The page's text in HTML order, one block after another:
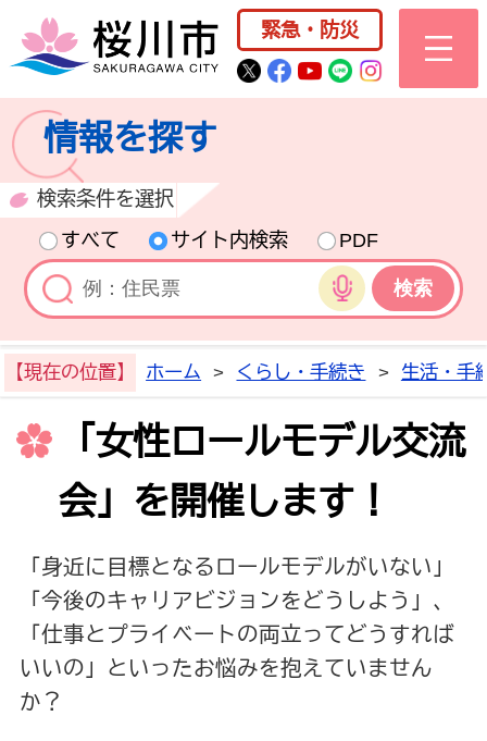
桜川市公式ホー
緊急・防災
桜川市公式Twitter
桜川市公式
桜川市公式
桜川市公式
情報を探す
検索条件を選択
すべて
サイト内検索
PDF
音声検索
【現在の位置】 ホーム > くらし・手続き > 生活・手
「女性ロールモデル交流
会」を開催します！
「身近に目標となるロールモデルがいない」
「今後のキャリアビジョンをどうしよう」、
「仕事とプライベートの両立ってどうすれば
いいの」といったお悩みを抱えていません
か？